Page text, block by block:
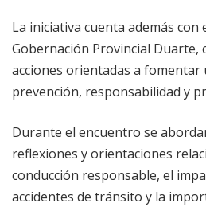
La iniciativa cuenta además con
Gobernación Provincial Duarte,
acciones orientadas a fomentar
prevención, responsabilidad y
Durante el encuentro se
reflexiones y orientaciones
conducción responsable, el
accidentes de tránsito y la